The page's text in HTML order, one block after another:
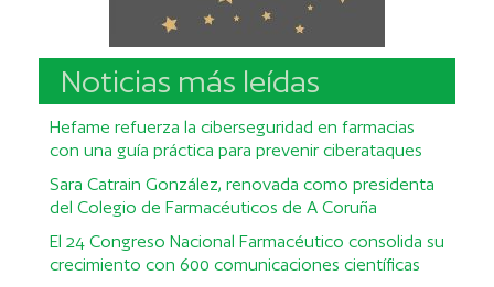
Noticias más leídas
Hefame refuerza la ciberseguridad en farmacias
con una guía práctica para prevenir ciberataques
Sara Catrain González, renovada como presidenta
del Colegio de Farmacéuticos de A Coruña
El 24 Congreso Nacional Farmacéutico consolida su
crecimiento con 600 comunicaciones científicas